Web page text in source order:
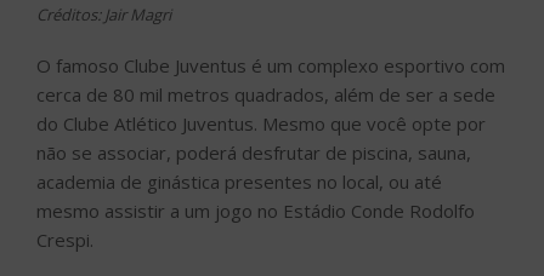
Créditos: Jair Magri
O famoso Clube Juventus é um complexo esportivo com
cerca de 80 mil metros quadrados, além de ser a sede
do Clube Atlético Juventus. Mesmo que você opte por
não se associar, poderá desfrutar de piscina, sauna,
academia de ginástica presentes no local, ou até
mesmo assistir a um jogo no Estádio Conde Rodolfo
Crespi.